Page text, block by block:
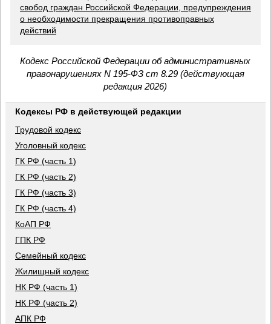
свобод граждан Российской Федерации, предупреждения
о необходимости прекращения противоправных
действий
Кодекс Российской Федерации об административных
правонарушениях N 195-ФЗ ст 8.29 (действующая
редакция 2026)
Кодексы РФ в действующей редакции
Трудовой кодекс
Уголовный кодекс
ГК РФ (часть 1)
ГК РФ (часть 2)
ГК РФ (часть 3)
ГК РФ (часть 4)
КоАП РФ
ГПК РФ
Семейный кодекс
Жилищный кодекс
НК РФ (часть 1)
НК РФ (часть 2)
АПК РФ